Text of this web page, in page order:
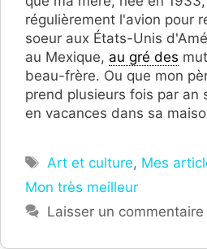
régulièrement l'avion pour
soeur aux États-Unis
au Mexique, au gré des
beau-frère. Ou que mon
prend plusieurs fois par an
en vacances dans sa
Étiquettes
Art et culture, Mes
Mon très meilleur
Laisser un commentaire